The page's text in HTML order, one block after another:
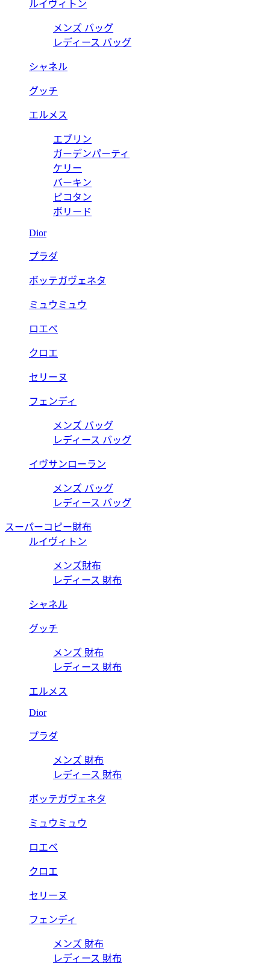
ルイヴィトン
メンズ バッグ
レディース バッグ
シャネル
グッチ
エルメス
エブリン
ガーデンパーティ
ケリー
バーキン
ピコタン
ボリード
Dior
プラダ
ボッテガヴェネタ
ミュウミュウ
ロエベ
クロエ
セリーヌ
フェンディ
メンズ バッグ
レディース バッグ
イヴサンローラン
メンズ バッグ
レディース バッグ
スーパーコピー財布
ルイヴィトン
メンズ財布
レディース 財布
シャネル
グッチ
メンズ 財布
レディース 財布
エルメス
Dior
プラダ
メンズ 財布
レディース 財布
ボッテガヴェネタ
ミュウミュウ
ロエベ
クロエ
セリーヌ
フェンディ
メンズ 財布
レディース 財布